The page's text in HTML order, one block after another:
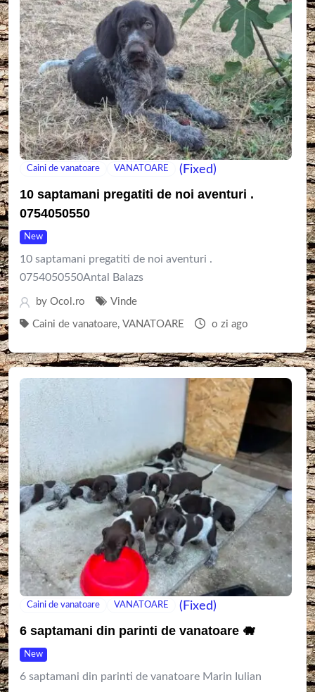
Caini de vanatoare VANATOARE (Fixed)
10 saptamani pregatiti de noi aventuri .
0754050550
New
10 saptamani pregatiti de noi aventuri .
0754050550Antal Balazs
by Ocol.ro Vinde
Caini de vanatoare, VANATOARE o zi ago
Caini de vanatoare VANATOARE (Fixed)
6 saptamani din parinti de vanatoare 🐗
New
6 saptamani din parinti de vanatoare Marin Iulian